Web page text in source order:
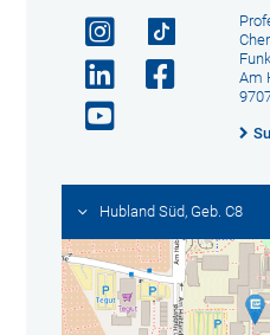
Am
Hubland Süd, Geb. C8